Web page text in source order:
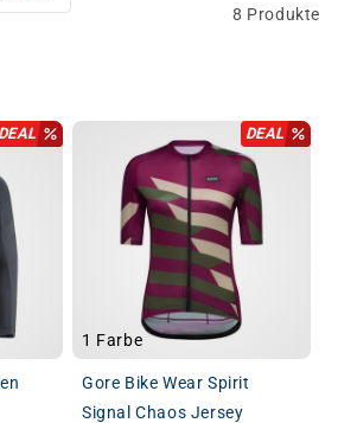
8 Produkte
DEAL DEAL
1 Farbe
Gore Bike Wear Spirit
Signal Chaos Jersey